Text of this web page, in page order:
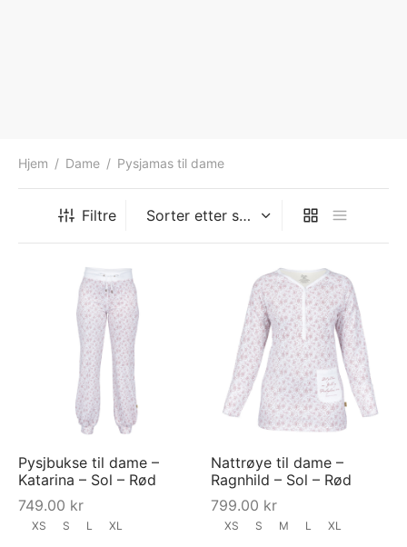
Hjem / Dame / Pysjamas til dame
Filtre
Pysjbukse til dame –
Katarina – Sol – Rød
749.00 kr
XS S L XL
Nattrøye til dame –
Ragnhild – Sol – Rød
799.00 kr
XS S M L XL